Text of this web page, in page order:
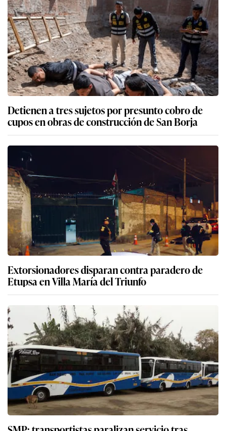
Detienen a tres sujetos por presunto cobro de
cupos en obras de construcción de San Borja
Extorsionadores disparan contra paradero de
Etupsa en Villa María del Triunfo